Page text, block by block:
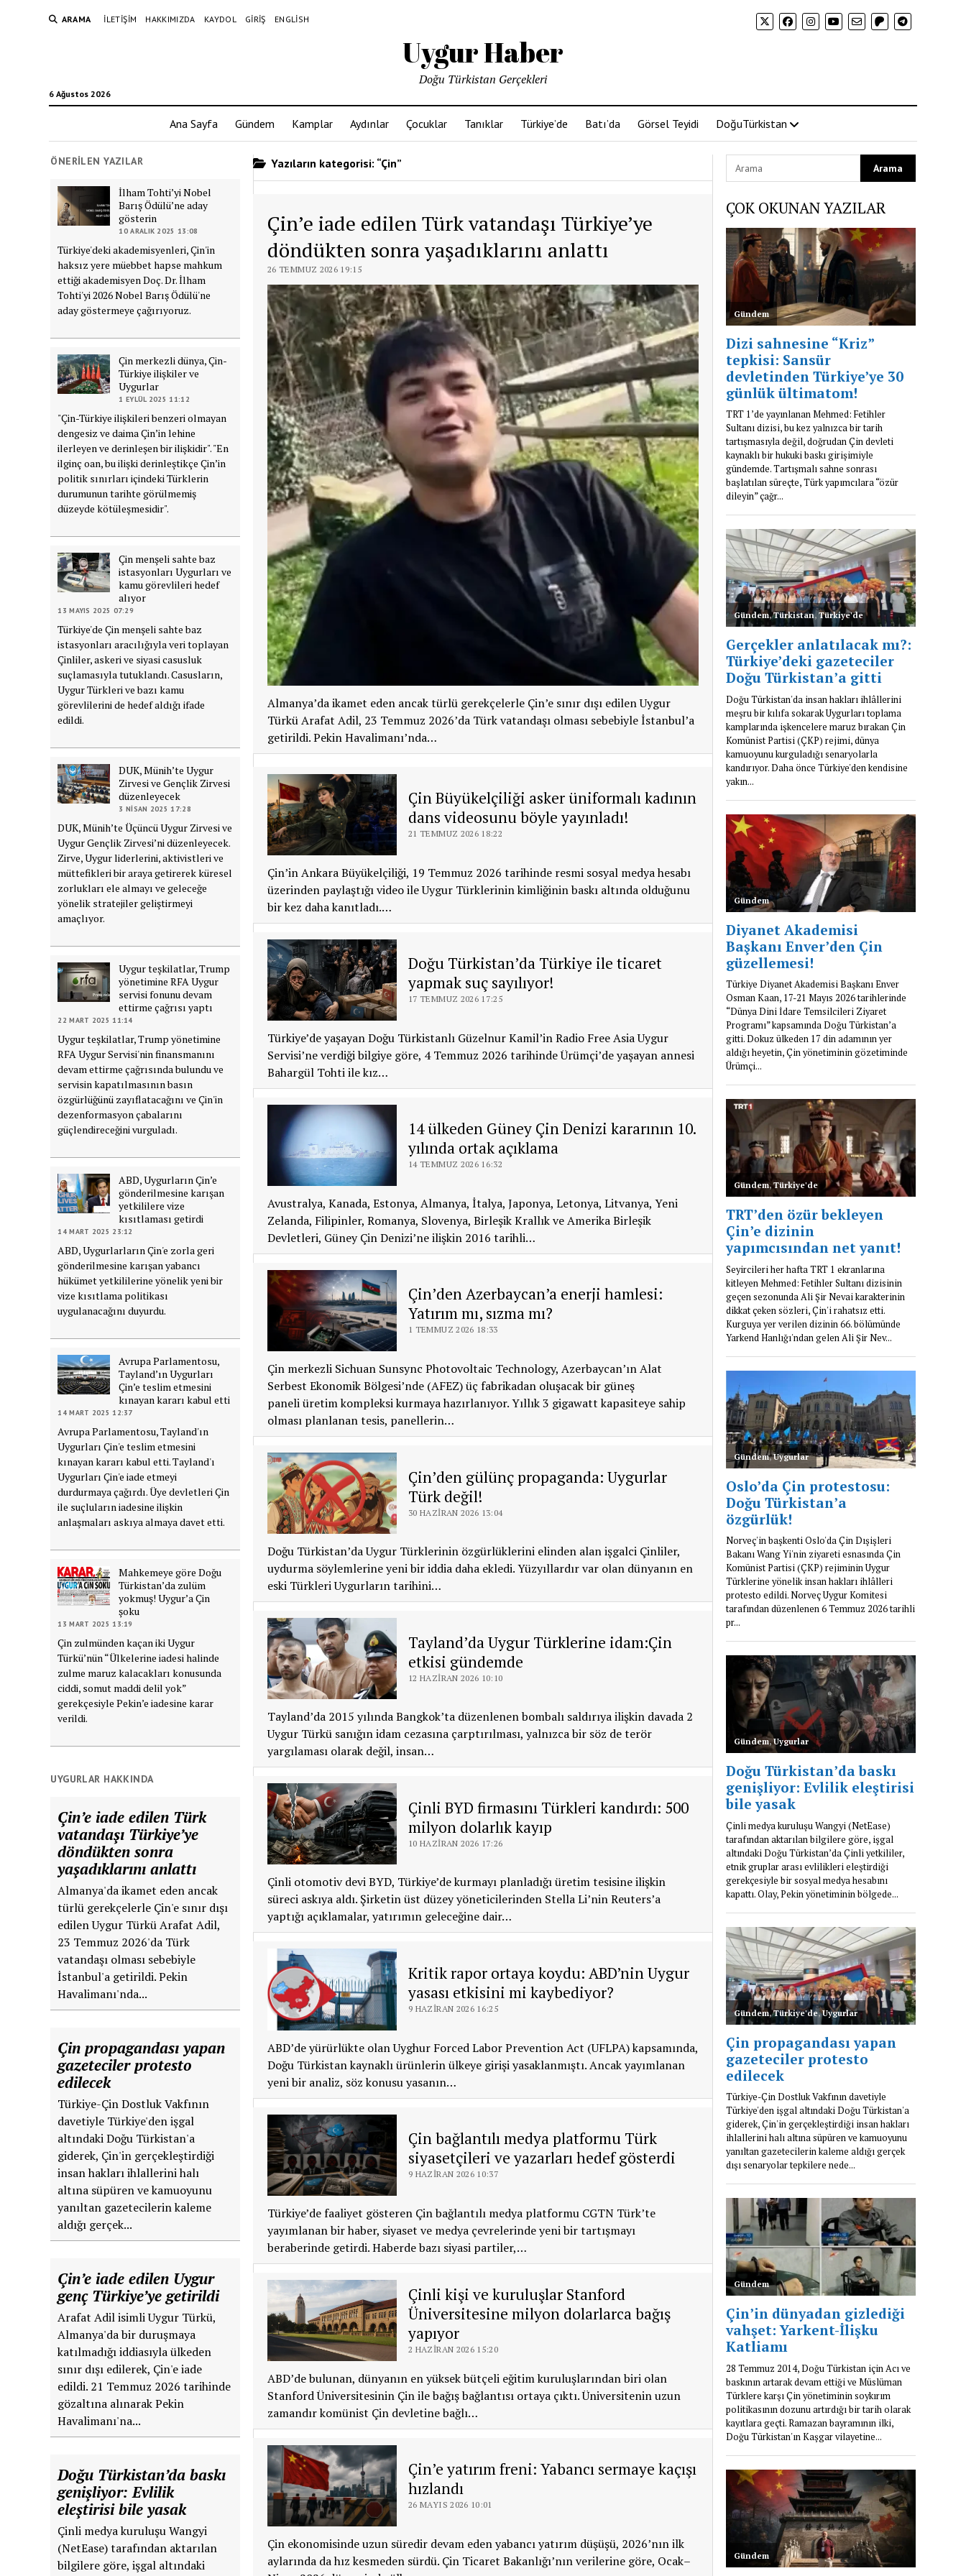
ARAMA İLETIŞIM HAKKIMIZDA KAYDOL GIRIŞ ENGLISH
Uygur Haber
6 Ağustos 2026
Doğu Türkistan Gerçekleri
Ana Sayfa Gündem Kamplar Aydınlar Çocuklar Tanıklar Türkiye’de Batı’da Görsel Teyidi DoğuTürkistan
ÖNERILEN YAZILAR
İlham Tohti’yi Nobel
Barış Ödülü’ne aday
gösterin
10 ARALIK 2025 13:08
Türkiye'deki akademisyenleri, Çin'in
haksız yere müebbet hapse mahkum
ettiği akademisyen Doç. Dr. İlham
Tohti'yi 2026 Nobel Barış Ödülü'ne
aday göstermeye çağırıyoruz.
Çin merkezli dünya, Çin-
Türkiye ilişkiler ve
Uygurlar
1 EYLÜL 2025 11:12
"Çin-Türkiye ilişkileri benzeri olmayan
dengesiz ve daima Çin’in lehine
ilerleyen ve derinleşen bir ilişkidir". "En
ilginç oan, bu ilişki derinleştikçe Çin’in
politik sınırları içindeki Türklerin
durumunun tarihte görülmemiş
düzeyde kötüleşmesidir".
Çin menşeli sahte baz
istasyonları Uygurları ve
kamu görevlileri hedef
alıyor
13 MAYIS 2025 07:29
Türkiye'de Çin menşeli sahte baz
istasyonları aracılığıyla veri toplayan
Çinliler, askeri ve siyasi casusluk
suçlamasıyla tutuklandı. Casusların,
Uygur Türkleri ve bazı kamu
görevlilerini de hedef aldığı ifade
edildi.
DUK, Münih’te Uygur
Zirvesi ve Gençlik Zirvesi
düzenleyecek
3 NISAN 2025 17:28
DUK, Münih’te Üçüncü Uygur Zirvesi ve
Uygur Gençlik Zirvesi’ni düzenleyecek.
Zirve, Uygur liderlerini, aktivistleri ve
müttefikleri bir araya getirerek küresel
zorlukları ele almayı ve geleceğe
yönelik stratejiler geliştirmeyi
amaçlıyor.
Uygur teşkilatlar, Trump
yönetimine RFA Uygur
servisi fonunu devam
ettirme çağrısı yaptı
22 MART 2025 11:14
Uygur teşkilatlar, Trump yönetimine
RFA Uygur Servisi'nin finansmanını
devam ettirme çağrısında bulundu ve
servisin kapatılmasının basın
özgürlüğünü zayıflatacağını ve Çin'in
dezenformasyon çabalarını
güçlendireceğini vurguladı.
ABD, Uygurların Çin’e
gönderilmesine karışan
yetkililere vize
kısıtlaması getirdi
14 MART 2025 23:12
ABD, Uygurlarların Çin'e zorla geri
gönderilmesine karışan yabancı
hükümet yetkililerine yönelik yeni bir
vize kısıtlama politikası
uygulanacağını duyurdu.
Avrupa Parlamentosu,
Tayland’ın Uygurları
Çin’e teslim etmesini
kınayan kararı kabul etti
14 MART 2025 12:37
Avrupa Parlamentosu, Tayland'ın
Uygurları Çin'e teslim etmesini
kınayan kararı kabul etti. Tayland'ı
Uygurları Çin'e iade etmeyi
durdurmaya çağırdı. Üye devletleri Çin
ile suçluların iadesine ilişkin
anlaşmaları askıya almaya davet etti.
Mahkemeye göre Doğu
Türkistan’da zulüm
yokmuş! Uygur’a Çin
şoku
13 MART 2025 13:19
Çin zulmünden kaçan iki Uygur
Türkü’nün “Ülkelerine iadesi halinde
zulme maruz kalacakları konusunda
ciddi, somut maddi delil yok”
gerekçesiyle Pekin’e iadesine karar
verildi.
UYGURLAR HAKKINDA
Çin’e iade edilen Türk
vatandaşı Türkiye’ye
döndükten sonra
yaşadıklarını anlattı
Almanya'da ikamet eden ancak
türlü gerekçelerle Çin'e sınır dışı
edilen Uygur Türkü Arafat Adil,
23 Temmuz 2026'da Türk
vatandaşı olması sebebiyle
İstanbul'a getirildi. Pekin
Havalimanı'nda...
Çin propagandası yapan
gazeteciler protesto
edilecek
Türkiye-Çin Dostluk Vakfının
davetiyle Türkiye'den işgal
altındaki Doğu Türkistan'a
giderek, Çin'in gerçekleştirdiği
insan hakları ihlallerini halı
altına süpüren ve kamuoyunu
yanıltan gazetecilerin kaleme
aldığı gerçek...
Çin’e iade edilen Uygur
genç Türkiye’ye getirildi
Arafat Adil isimli Uygur Türkü,
Almanya'da bir duruşmaya
katılmadığı iddiasıyla ülkeden
sınır dışı edilerek, Çin'e iade
edildi. 21 Temmuz 2026 tarihinde
gözaltına alınarak Pekin
Havalimanı'na...
Doğu Türkistan’da baskı
genişliyor: Evlilik
eleştirisi bile yasak
Çinli medya kuruluşu Wangyi
(NetEase) tarafından aktarılan
bilgilere göre, işgal altındaki
Yazıların kategorisi: “Çin”
Çin’e iade edilen Türk vatandaşı Türkiye’ye
döndükten sonra yaşadıklarını anlattı
26 TEMMUZ 2026 19:15
Almanya’da ikamet eden ancak türlü gerekçelerle Çin’e sınır dışı edilen Uygur
Türkü Arafat Adil, 23 Temmuz 2026’da Türk vatandaşı olması sebebiyle İstanbul’a
getirildi. Pekin Havalimanı’nda…
Çin Büyükelçiliği asker üniformalı kadının
dans videosunu böyle yayınladı!
21 TEMMUZ 2026 18:22
Çin’in Ankara Büyükelçiliği, 19 Temmuz 2026 tarihinde resmi sosyal medya hesabı
üzerinden paylaştığı video ile Uygur Türklerinin kimliğinin baskı altında olduğunu
bir kez daha kanıtladı.…
Doğu Türkistan’da Türkiye ile ticaret
yapmak suç sayılıyor!
17 TEMMUZ 2026 17:25
Türkiye’de yaşayan Doğu Türkistanlı Güzelnur Kamil’in Radio Free Asia Uygur
Servisi’ne verdiği bilgiye göre, 4 Temmuz 2026 tarihinde Ürümçi’de yaşayan annesi
Bahargül Tohti ile kız…
14 ülkeden Güney Çin Denizi kararının 10.
yılında ortak açıklama
14 TEMMUZ 2026 16:32
Avustralya, Kanada, Estonya, Almanya, İtalya, Japonya, Letonya, Litvanya, Yeni
Zelanda, Filipinler, Romanya, Slovenya, Birleşik Krallık ve Amerika Birleşik
Devletleri, Güney Çin Denizi’ne ilişkin 2016 tarihli…
Çin’den Azerbaycan’a enerji hamlesi:
Yatırım mı, sızma mı?
1 TEMMUZ 2026 18:33
Çin merkezli Sichuan Sunsync Photovoltaic Technology, Azerbaycan’ın Alat
Serbest Ekonomik Bölgesi’nde (AFEZ) üç fabrikadan oluşacak bir güneş
paneli üretim kompleksi kurmaya hazırlanıyor. Yıllık 3 gigawatt kapasiteye sahip
olması planlanan tesis, panellerin…
Çin’den gülünç propaganda: Uygurlar
Türk değil!
30 HAZIRAN 2026 13:04
Doğu Türkistan’da Uygur Türklerinin özgürlüklerini elinden alan işgalci Çinliler,
uydurma söylemlerine yeni bir iddia daha ekledi. Yüzyıllardır var olan dünyanın en
eski Türkleri Uygurların tarihini…
Tayland’da Uygur Türklerine idam:Çin
etkisi gündemde
12 HAZIRAN 2026 10:10
Tayland’da 2015 yılında Bangkok’ta düzenlenen bombalı saldırıya ilişkin davada 2
Uygur Türkü sanığın idam cezasına çarptırılması, yalnızca bir söz de terör
yargılaması olarak değil, insan…
Çinli BYD firmasını Türkleri kandırdı: 500
milyon dolarlık kayıp
10 HAZIRAN 2026 17:26
Çinli otomotiv devi BYD, Türkiye’de kurmayı planladığı üretim tesisine ilişkin
süreci askıya aldı. Şirketin üst düzey yöneticilerinden Stella Li’nin Reuters’a
yaptığı açıklamalar, yatırımın geleceğine dair…
Kritik rapor ortaya koydu: ABD’nin Uygur
yasası etkisini mi kaybediyor?
9 HAZIRAN 2026 16:25
ABD’de yürürlükte olan Uyghur Forced Labor Prevention Act (UFLPA) kapsamında,
Doğu Türkistan kaynaklı ürünlerin ülkeye girişi yasaklanmıştı. Ancak yayımlanan
yeni bir analiz, söz konusu yasanın…
Çin bağlantılı medya platformu Türk
siyasetçileri ve yazarları hedef gösterdi
9 HAZIRAN 2026 10:37
Türkiye’de faaliyet gösteren Çin bağlantılı medya platformu CGTN Türk’te
yayımlanan bir haber, siyaset ve medya çevrelerinde yeni bir tartışmayı
beraberinde getirdi. Haberde bazı siyasi partiler,…
Çinli kişi ve kuruluşlar Stanford
Üniversitesine milyon dolarlarca bağış
yapıyor
2 HAZIRAN 2026 15:20
ABD’de bulunan, dünyanın en yüksek bütçeli eğitim kuruluşlarından biri olan
Stanford Üniversitesinin Çin ile bağış bağlantısı ortaya çıktı. Üniversitenin uzun
zamandır komünist Çin devletine bağlı…
Çin’e yatırım freni: Yabancı sermaye kaçışı
hızlandı
26 MAYIS 2026 10:01
Çin ekonomisinde uzun süredir devam eden yabancı yatırım düşüşü, 2026’nın ilk
aylarında da hız kesmeden sürdü. Çin Ticaret Bakanlığı’nın verilerine göre, Ocak–
ÇOK OKUNAN YAZILAR